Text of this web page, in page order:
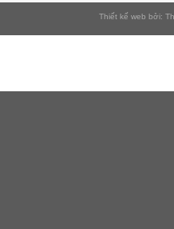
Thiết kế web bởi: